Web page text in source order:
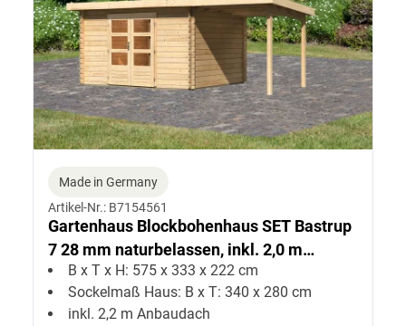
Made in Germany
Artikel-Nr.: B7154561
Gartenhaus Blockbohenhaus SET Bastrup
7 28 mm naturbelassen, inkl. 2,0 m
Anbaudach
B x T x H: 575 x 333 x 222 cm
Sockelmaß Haus: B x T: 340 x 280 cm
inkl. 2,2 m Anbaudach